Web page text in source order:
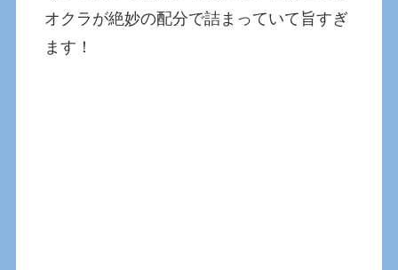
オクラが絶妙の配分で詰まっていて旨すぎ
ます！